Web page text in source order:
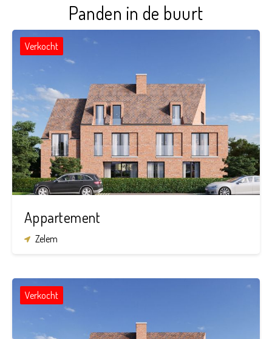
Panden in de buurt
Verkocht
2
1
87,5 m²
Appartement
Zelem
Verkocht